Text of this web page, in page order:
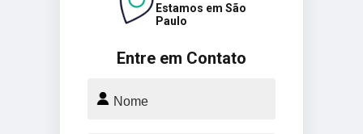
Entre em Contato
Estamos em São
Paulo